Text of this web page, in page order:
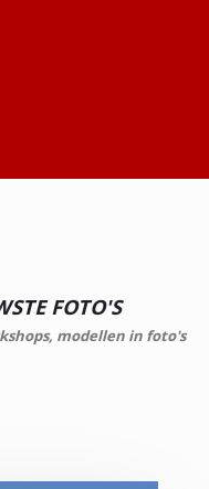
FOTO'S
modellen in foto's